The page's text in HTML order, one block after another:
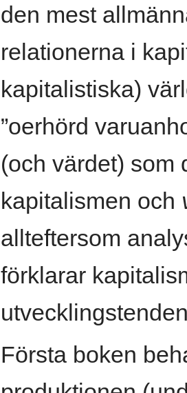
den mest
relationerna i
kapitalistiska)
”oerhörd
(och värdet) som
kapitalismen och
allteftersom
förklarar
Första boken